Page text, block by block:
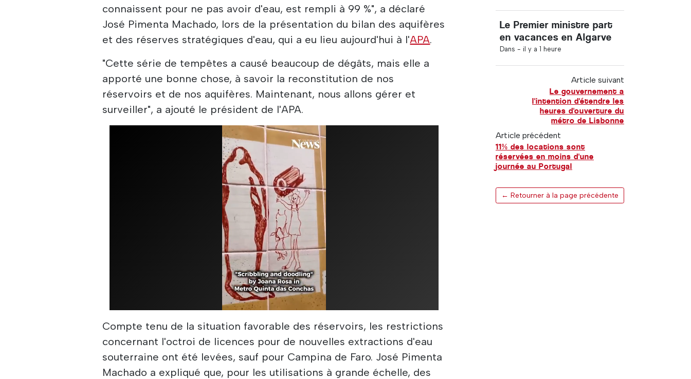
connaissent pour ne pas avoir d'eau, est rempli à 99 %", a déclaré
José Pimenta Machado, lors de la présentation du bilan des aquifères
et des réserves stratégiques d'eau, qui a eu lieu aujourd'hui à l'APA.
"Cette série de tempêtes a causé beaucoup de dégâts, mais elle a
apporté une bonne chose, à savoir la reconstitution de nos
réservoirs et de nos aquifères. Maintenant, nous allons gérer et
surveiller", a ajouté le président de l'APA.
Compte tenu de la situation favorable des réservoirs, les restrictions
concernant l'octroi de licences pour de nouvelles extractions d'eau
souterraine ont été levées, sauf pour Campina de Faro. José Pimenta
Machado a expliqué que, pour les utilisations à grande échelle, des
Le Premier ministre part
en vacances en Algarve
Dans - il y a 1 heure
Article suivant
Le gouvernement a
l'intention d'étendre les
heures d'ouverture du
métro de Lisbonne
Article précédent
11% des locations sont
réservées en moins d'une
journée au Portugal
← Retourner à la page précédente